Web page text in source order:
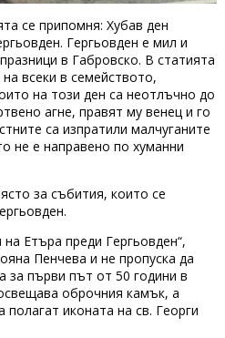
се припомня: Хубав ден
Гергьовден е мил и
в Габровско. В статията
всеки в семейството,
на този ден са неотлъчно до
агне, правят му венец и го
са изпратили малчуганите
не е направено по хуманни
за събития, които се
Етъра преди Гергьовден“,
Пенчева и не пропуска да
за първи път от 50 години в
оброчния камък, а
иконата на св. Георги